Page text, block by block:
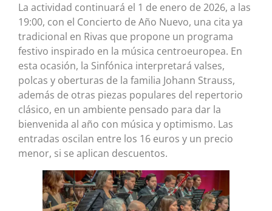
La actividad continuará el 1 de enero de 2026, a las
19:00, con el Concierto de Año Nuevo, una cita ya
tradicional en Rivas que propone un programa
festivo inspirado en la música centroeuropea. En
esta ocasión, la Sinfónica interpretará valses,
polcas y oberturas de la familia Johann Strauss,
además de otras piezas populares del repertorio
clásico, en un ambiente pensado para dar la
bienvenida al año con música y optimismo. Las
entradas oscilan entre los 16 euros y un precio
menor, si se aplican descuentos.